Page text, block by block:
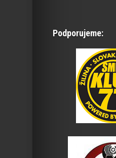
Podporujeme: